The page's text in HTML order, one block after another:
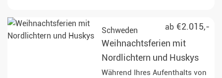
bestaunen.
ab €2.015,-
Schweden
Weihnachtsferien mit
Nordlichtern und Huskys
Während Ihres Aufenthalts von